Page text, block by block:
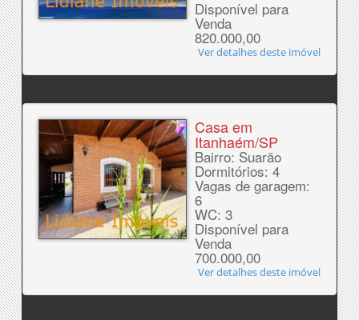
Disponível para
Venda
820.000,00
Ver detalhes deste imóvel
Casa em
Itanhaém/SP
Bairro: Suarão
Dormitórios: 4
Vagas de garagem:
6
WC: 3
Disponível para
Venda
700.000,00
Ver detalhes deste imóvel